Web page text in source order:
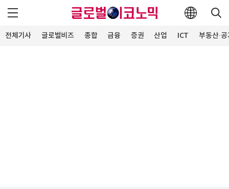
전체기사 글로벌비즈 종합 금융 증권 산업 ICT 부동산·